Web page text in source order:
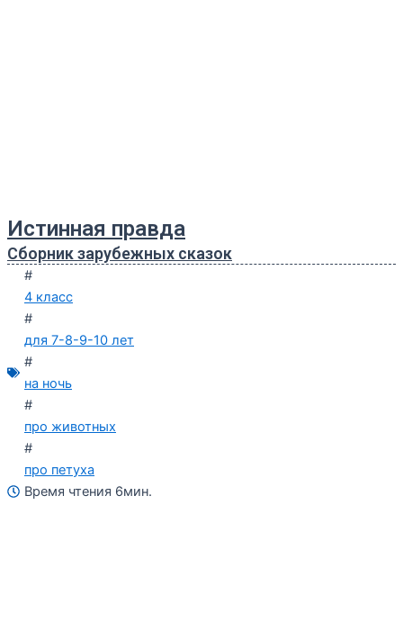
Истинная правда
Сборник зарубежных сказок
#
4 класс
#
для 7-8-9-10 лет
#
на ночь
#
про животных
#
про петуха
Время чтения 6мин.